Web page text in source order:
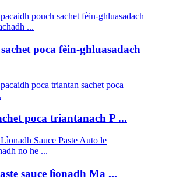
poca fèin-ghluasadach
poca triantanach P ...
sauce lìonadh Ma ...